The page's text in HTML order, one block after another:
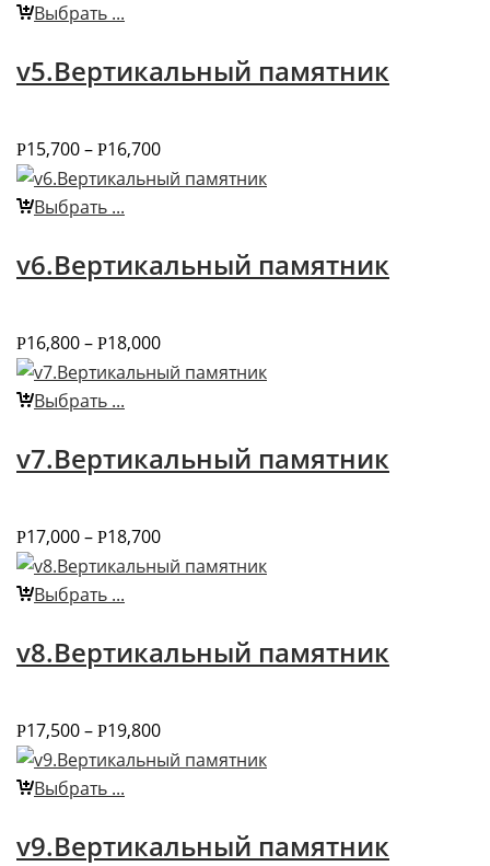
Выбрать ...
v5.Вертикальный памятник
Р15,700– Р16,700
Выбрать ...
v6.Вертикальный памятник
Р16,800– Р18,000
Выбрать ...
v7.Вертикальный памятник
Р17,000– Р18,700
Выбрать ...
v8.Вертикальный памятник
Р17,500– Р19,800
Выбрать ...
v9.Вертикальный памятник